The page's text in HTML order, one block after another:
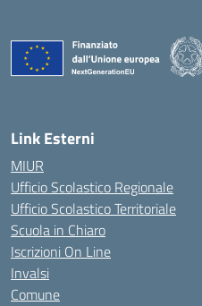
Link Esterni
MIUR
Ufficio Scolastico Regionale
Ufficio Scolastico Territoriale
Scuola in Chiaro
Iscrizioni On Line
Invalsi
Comune